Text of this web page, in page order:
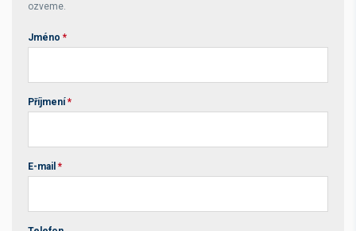
ozveme.
Jméno *
Příjmení *
E-mail *